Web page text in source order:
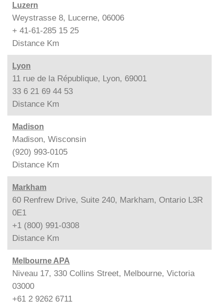
Luzern
Weystrasse 8, Lucerne, 06006
+ 41-61-285 15 25
Distance Km
Lyon
11 rue de la République, Lyon, 69001
33 6 21 69 44 53
Distance Km
Madison
Madison, Wisconsin
(920) 993-0105
Distance Km
Markham
60 Renfrew Drive, Suite 240, Markham, Ontario L3R
0E1
+1 (800) 991-0308
Distance Km
Melbourne APA
Niveau 17, 330 Collins Street, Melbourne, Victoria
03000
+61 2 9262 6711